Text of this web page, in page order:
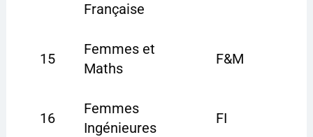
Française
15
Femmes et
Maths
F&M
16
Femmes
Ingénieures
FI